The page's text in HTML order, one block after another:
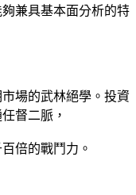
兼具基本面分析的特
場的武林絕學。投資
督二脈，
倍的戰鬥力。